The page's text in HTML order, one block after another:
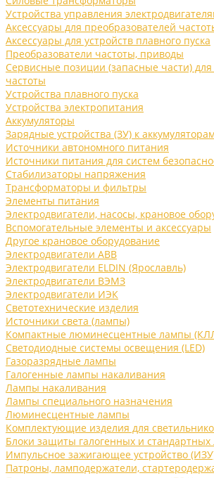
Устройства управления
Аксессуары для преобразователей
Аксессуары для устройств плавного пуска
Преобразователи частоты, приводы
Сервисные позиции (запасные части)
частоты
Устройства плавного пуска
Устройства электропитания
Аккумуляторы
Зарядные устройства (ЗУ) к аккумуляторам
Источники автономного питания
Источники питания для систем
Стабилизаторы напряжения
Трансформаторы и фильтры
Элементы питания
Электродвигатели, насосы, крановое
Вспомогательные элементы и аксессуары
Другое крановое оборудование
Электродвигатели ABB
Электродвигатели ELDIN (Ярославль)
Электродвигатели ВЭМЗ
Электродвигатели ИЭК
Светотехнические изделия
Источники света (лампы)
Компактные люминесцентные лампы
Светодиодные системы освещения (LED)
Газоразрядные лампы
Галогенные лампы накаливания
Лампы накаливания
Лампы специального назначения
Люминесцентные лампы
Комплектующие изделия для
Блоки защиты галогенных и
Импульсное зажигающее устройство
Патроны, ламподержатели,